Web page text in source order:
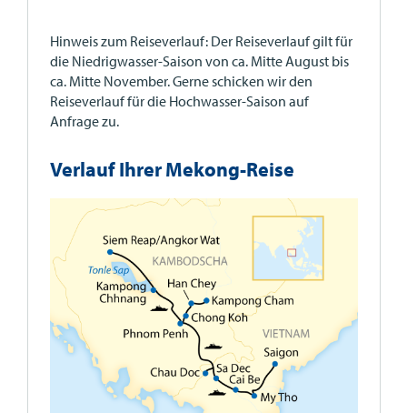
Hinweis zum Reiseverlauf: Der Reiseverlauf gilt für
die Niedrigwasser-Saison von ca. Mitte August bis
ca. Mitte November. Gerne schicken wir den
Reiseverlauf für die Hochwasser-Saison auf
Anfrage zu.
Verlauf Ihrer Mekong-Reise